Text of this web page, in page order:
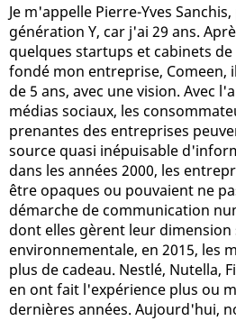
Je m'appelle Pierre-Yves
génération Y, car j'ai 29 ans.
quelques startups et cabinets
fondé mon entreprise, Comeen,
de 5 ans, avec une vision. Avec
médias sociaux, les
prenantes des entreprises
source quasi inépuisable
dans les années 2000, les
être opaques ou pouvaient ne
démarche de communication
dont elles gèrent leur dimension
environnementale, en 2015, les
plus de cadeau. Nestlé, Nutella,
en ont fait l'expérience plus ou
dernières années. Aujourd'hui,